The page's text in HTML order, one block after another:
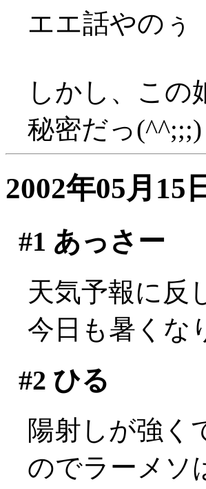
エエ話やのぅ
しかし、この
秘密だっ(^^;;;)
2002年05月15
#1 あっさー
天気予報に反
今日も暑く
#2 ひる
陽射しが強く
のでラーメソ